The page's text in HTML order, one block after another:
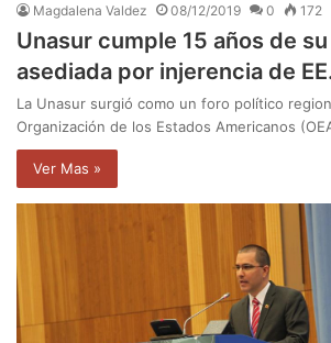
Magdalena Valdez 08/12/2019 0 172
Unasur cumple 15 años de
asediada por injerencia de
La Unasur surgió como un foro político
Organización de los Estados Americanos
Ver Mas »